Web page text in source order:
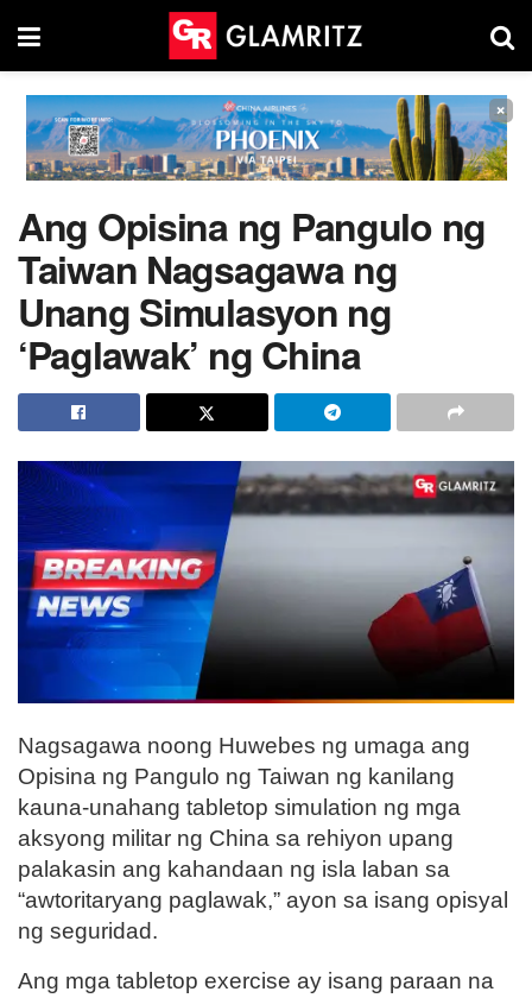
×
Ang Opisina ng Pangulo ng
Taiwan Nagsagawa ng
Unang Simulasyon ng
‘Paglawak’ ng China
Nagsagawa noong Huwebes ng umaga ang
Opisina ng Pangulo ng Taiwan ng kanilang
kauna-unahang tabletop simulation ng mga
aksyong militar ng China sa rehiyon upang
palakasin ang kahandaan ng isla laban sa
“awtoritaryang paglawak,” ayon sa isang opisyal
ng seguridad.
Ang mga tabletop exercise ay isang paraan na